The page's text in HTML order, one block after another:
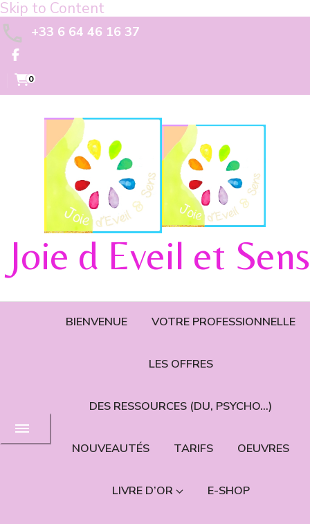
Skip to Content
+33 6 64 46 16 37
0
Joie d Eveil et Sens
BIENVENUE VOTRE PROFESSIONNELLE
LES OFFRES
DES RESSOURCES (DU, PSYCHO…)
NOUVEAUTÉS TARIFS OEUVRES
LIVRE D’OR E-SHOP